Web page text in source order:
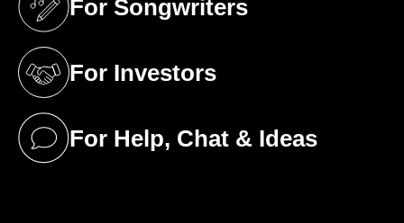
For Songwriters
(opens in a new tab)
For Investors
(opens in a new tab)
For Help, Chat & Ideas
(opens in a new tab)